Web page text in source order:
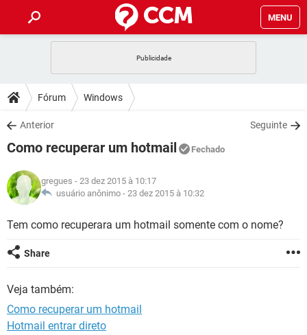
MENU
CELULAR
OUTLOOK
INSTAGRAM GMAIL
GUIA DE COMPRAS
DICAS
JOGOS
INSTAGRAM
GUIA DE COMPRAS
DOWNLOADS
JOGOS WHATSAPP
CELULAR
OUTLOOK EXCEL
GMAIL
JOGOS
CELULAR
OUTLOOK EXCEL
INSTAGRAM
GLOSSÁRIO
WHATSAPP
INSTAGRAM
GUIA DE COMPRAS
Fórum Windows
Anterior Seguinte
Como recuperar um hotmail Fechado
gregues - 23 dez 2015 à 10:17
usuário anônimo - 23 dez 2015 à 10:32
Tem como recuperara um hotmail somente com o nome?
Share
Veja também:
Como recuperar um hotmail
Hotmail entrar direto